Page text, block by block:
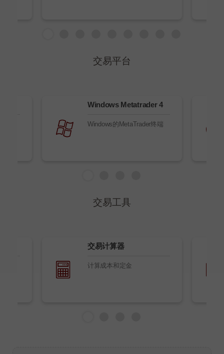
交易平台
Windows Metatrader 4
Windows的MetaTrader终端
交易工具
交易计算器
计算成本和定金